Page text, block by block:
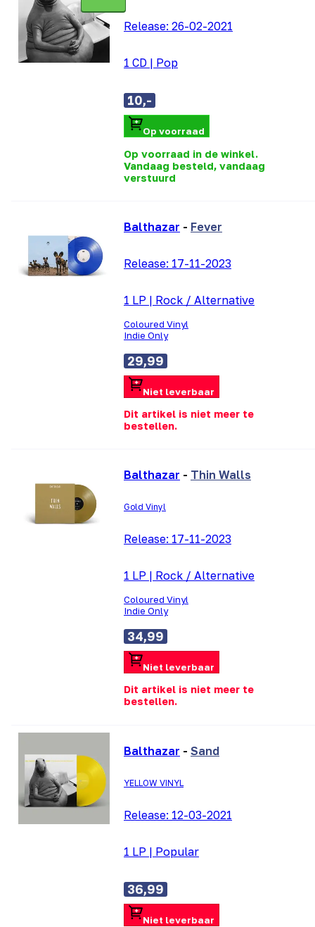
Release: 26-02-2021
1 CD | Pop
10,-
Op voorraad
Op voorraad in de winkel.
Vandaag besteld, vandaag
verstuurd
Balthazar - Fever
Release: 17-11-2023
1 LP | Rock / Alternative
Coloured Vinyl
Indie Only
29,99
Niet leverbaar
Dit artikel is niet meer te
bestellen.
Balthazar - Thin Walls
Gold Vinyl
Release: 17-11-2023
1 LP | Rock / Alternative
Coloured Vinyl
Indie Only
34,99
Niet leverbaar
Dit artikel is niet meer te
bestellen.
Balthazar - Sand
YELLOW VINYL
Release: 12-03-2021
1 LP | Popular
36,99
Niet leverbaar